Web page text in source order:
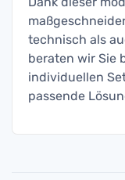
technisch als
beraten wir Sie
individuellen
passende